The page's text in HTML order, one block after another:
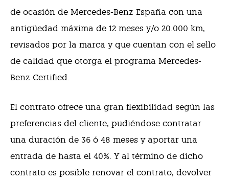
de ocasión de Mercedes-Benz España con una
antigüedad máxima de 12 meses y/o 20.000 km,
revisados por la marca y que cuentan con el sello
de calidad que otorga el programa Mercedes-
Benz Certified.
El contrato ofrece una gran flexibilidad según las
preferencias del cliente, pudiéndose contratar
una duración de 36 ó 48 meses y aportar una
entrada de hasta el 40%. Y al término de dicho
contrato es posible renovar el contrato, devolver